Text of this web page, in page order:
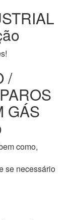
/
GÁS
como,
se necessário